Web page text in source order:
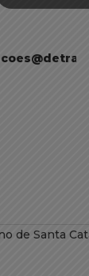
de Santa